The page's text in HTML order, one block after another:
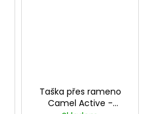
Taška přes rameno
Camel Active -